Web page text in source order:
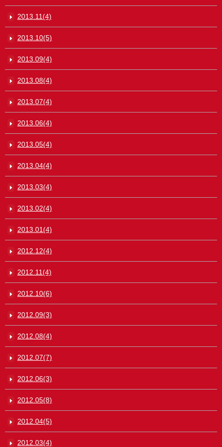
2013.11(4)
2013.10(5)
2013.09(4)
2013.08(4)
2013.07(4)
2013.06(4)
2013.05(4)
2013.04(4)
2013.03(4)
2013.02(4)
2013.01(4)
2012.12(4)
2012.11(4)
2012.10(6)
2012.09(3)
2012.08(4)
2012.07(7)
2012.06(3)
2012.05(8)
2012.04(5)
2012.03(4)